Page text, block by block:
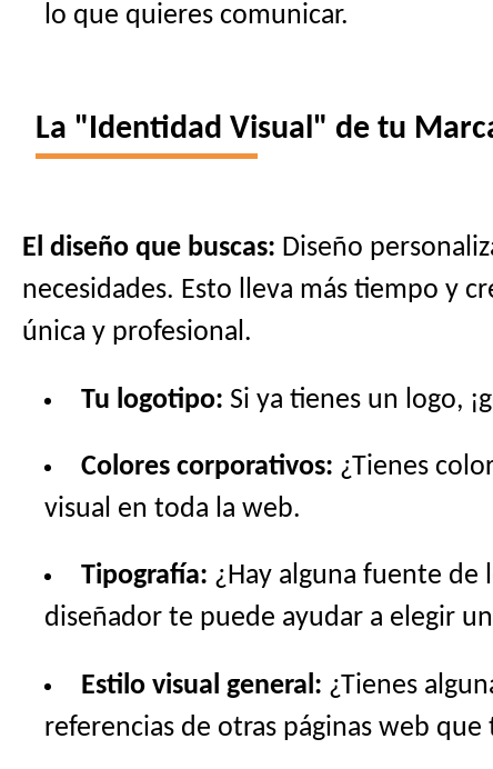
lo que quieres comunicar.
La "Identidad Visual" de tu
El diseño que buscas: Diseño
necesidades. Esto lleva más tiempo y
única y profesional.
Tu logotipo: Si ya tienes un logo,
Colores corporativos: ¿Tienes
visual en toda la web.
Tipografía: ¿Hay alguna fuente de
diseñador te puede ayudar a elegir
Estilo visual general: ¿Tienes
referencias de otras páginas web